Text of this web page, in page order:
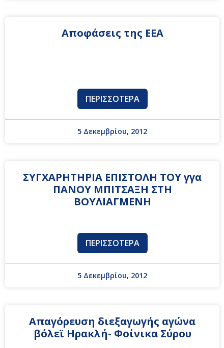
Αποφάσεις της ΕΕΑ
ΠΕΡΙΣΣΌΤΕΡΑ
5 Δεκεμβρίου, 2012
ΣΥΓΧΑΡΗΤΗΡΙΑ ΕΠΙΣΤΟΛΗ ΤΟΥ γγα
ΠΑΝΟΥ ΜΠΙΤΣΑΞΗ ΣΤΗ
ΒΟΥΛΙΑΓΜΕΝΗ
ΠΕΡΙΣΣΌΤΕΡΑ
5 Δεκεμβρίου, 2012
Απαγόρευση διεξαγωγής αγώνα
βόλεϊ Ηρακλή- Φοίνικα Σύρου